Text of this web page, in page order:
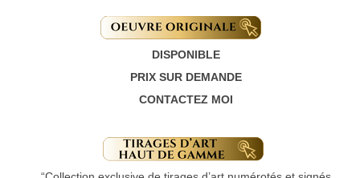
DISPONIBLE
PRIX SUR DEMANDE
CONTACTEZ MOI